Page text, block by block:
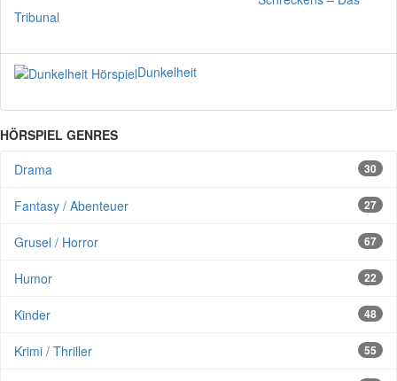
Tribunal
Dunkelheit
HÖRSPIEL GENRES
30
Drama
27
Fantasy / Abenteuer
67
Grusel / Horror
22
Humor
48
Kinder
55
Krimi / Thriller